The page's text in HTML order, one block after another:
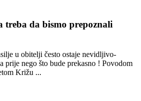
da bismo prepoznali
u obitelji često ostaje nevidljivo-
prije nego što bude prekasno ! Povodom
Križu ...